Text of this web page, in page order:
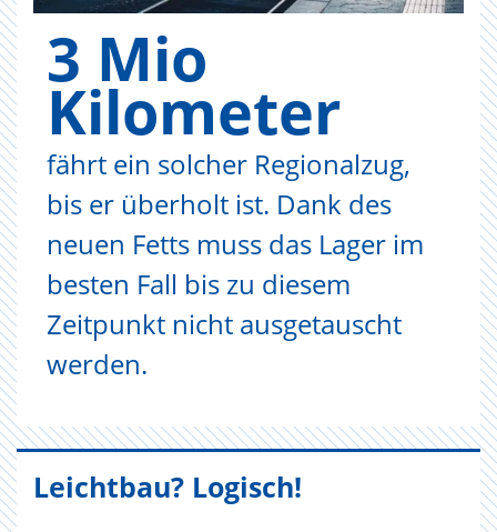
3 Mio
Kilometer
fährt ein solcher Regionalzug,
bis er überholt ist. Dank des
neuen Fetts muss das Lager im
besten Fall bis zu diesem
Zeitpunkt nicht ausgetauscht
werden.
Leichtbau? Logisch!